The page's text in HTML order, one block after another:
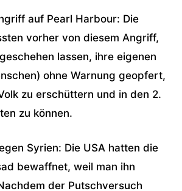
auf Pearl Harbour: Die
vorher von diesem Angriff,
lassen, ihre eigenen
ohne Warnung geopfert,
zu erschüttern und in den 2.
zu können.
Syrien: Die USA hatten die
bewaffnet, weil man ihn
der Putschversuch